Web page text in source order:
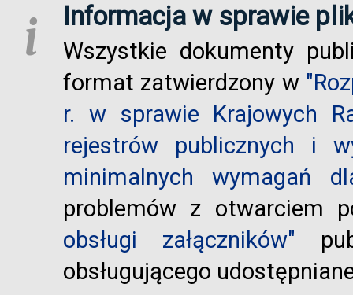
i Informacja w sprawie
Wszystkie dokumenty
format zatwierdzony w
r. w sprawie Krajowych
rejestrów publicznych i
minimalnych wymagań
problemów z otwarciem
obsługi załączników"
obsługującego